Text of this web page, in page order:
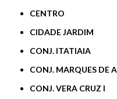
CENTRO
CIDADE JARDIM
CONJ. ITATIAIA
CONJ. MARQUES DE
CONJ. VERA CRUZ I